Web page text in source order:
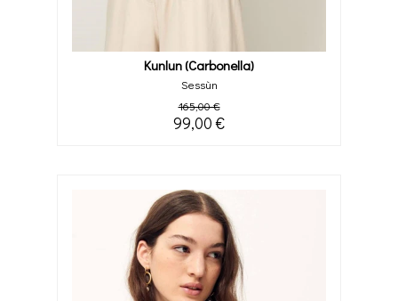
Kunlun (carbonella)
Sessùn
165,00 €
99,00 €